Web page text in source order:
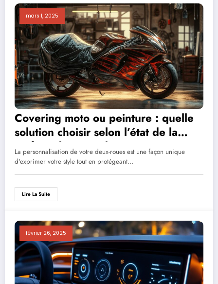
mars 1, 2025
Covering moto ou peinture : quelle
solution choisir selon l’état de la
surface de votre deux-roues ?
La personnalisation de votre deux-roues est une façon unique
d'exprimer votre style tout en protégeant…
Lire La Suite
février 26, 2025